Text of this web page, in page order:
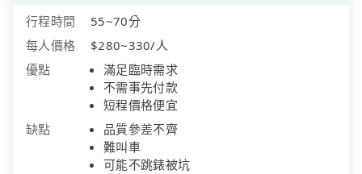
行程時間
55~70分
每人價格
$280~330/人
優點
滿足臨時需求
不需事先付款
短程價格便宜
缺點
品質參差不齊
難叫車
可能不跳錶被坑